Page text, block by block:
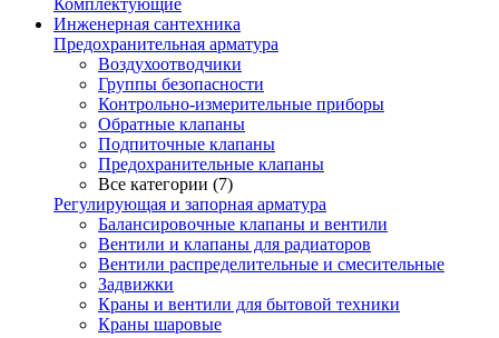
Комплектующие
Инженерная сантехника
Предохранительная арматура
Воздухоотводчики
Группы безопасности
Контрольно-измерительные приборы
Обратные клапаны
Подпиточные клапаны
Предохранительные клапаны
Все категории (7)
Регулирующая и запорная арматура
Балансировочные клапаны и вентили
Вентили и клапаны для радиаторов
Вентили распределительные и смесительные
Задвижки
Краны и вентили для бытовой техники
Краны шаровые